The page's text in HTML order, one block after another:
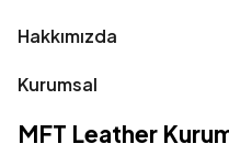
Hakkımızda
Kurumsal
MFT Leather